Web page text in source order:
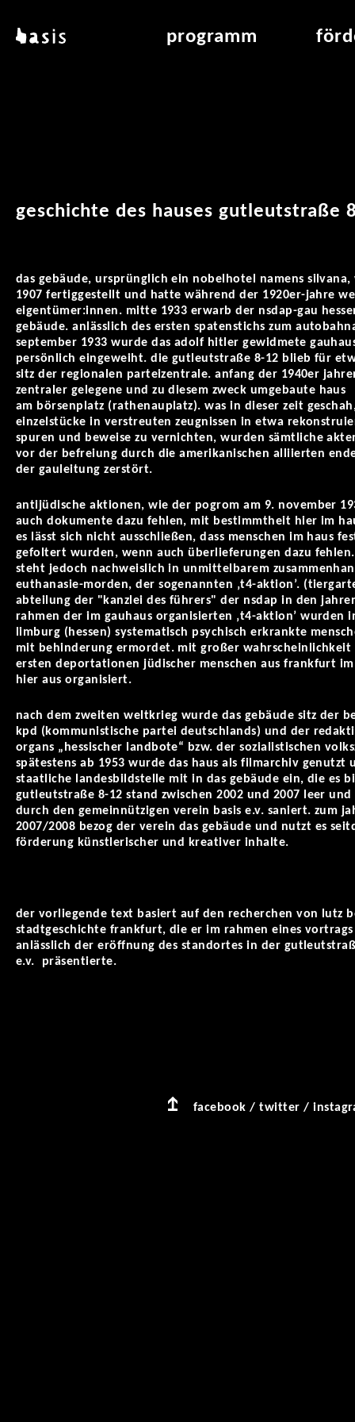
basis programm
geschichte des hauses gutleutstraße
das gebäude, ursprünglich ein nobelhotel namens
1907 fertiggestellt und hatte während der 1920er-jahre
eigentümer:innen. mitte 1933 erwarb der nsdap-gau
gebäude. anlässlich des ersten spatenstichs zum
september 1933 wurde das adolf hitler gewidmete
persönlich eingeweiht. die gutleutstraße 8-12 blieb für
sitz der regionalen parteizentrale. anfang der 1940er
zentraler gelegene und zu diesem zweck umgebaute haus
am börsenplatz (rathenauplatz). was in dieser zeit
einzelstücke in verstreuten zeugnissen in etwa
spuren und beweise zu vernichten, wurden sämtliche
vor der befreiung durch die amerikanischen alliierten
der gauleitung zerstört.
antijüdische aktionen, wie der pogrom am 9. november
auch dokumente dazu fehlen, mit bestimmtheit hier im
es lässt sich nicht ausschließen, dass menschen im haus
gefoltert wurden, wenn auch überlieferungen dazu fehlen.
steht jedoch nachweislich in unmittelbarem
euthanasie-morden, der sogenannten ‚t4-aktion’.
abteilung der "kanzlei des führers" der nsdap in den
rahmen der im gauhaus organisierten ‚t4-aktion’ wurden
limburg (hessen) systematisch psychisch erkrankte
mit behinderung ermordet. mit großer wahrscheinlichkeit
ersten deportationen jüdischer menschen aus frankfurt
hier aus organisiert.
nach dem zweiten weltkrieg wurde das gebäude sitz der
kpd (kommunistische partei deutschlands) und der
organs „hessischer landbote“ bzw. der sozialistischen
spätestens ab 1953 wurde das haus als filmarchiv genutzt
staatliche landesbildstelle mit in das gebäude ein, die es
gutleutstraße 8-12 stand zwischen 2002 und 2007 leer
durch den gemeinnützigen verein basis e.v. saniert. zum
2007/2008 bezog der verein das gebäude und nutzt es
förderung künstlerischer und kreativer inhalte.
der vorliegende text basiert auf den recherchen von lutz
stadtgeschichte frankfurt, die er im rahmen eines vortrags
anlässlich der eröffnung des standortes in der
e.v. präsentierte.
facebook /twitter /